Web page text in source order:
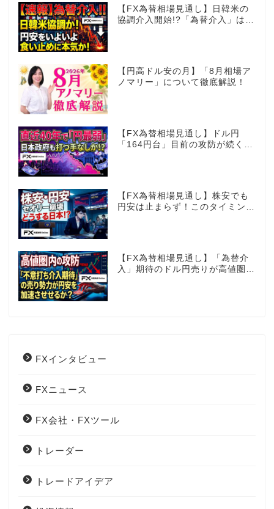
【FX為替相場見通し】日韓米の
協調介入開始!?「為替介入」はコ
【円高ドル安の月】「8月相場ア
ノマリー」について徹底解説！
【FX為替相場見通し】ドル円
「164円台」目前の攻防が続く！
【FX為替相場見通し】株安でも
円安は止まらず！このタイミング
【FX為替相場見通し】「為替介
入」期待のドル円売りが高値圏を
FXインタビュー
FXニュース
FX会社・FXツール
トレーダー
トレードアイデア